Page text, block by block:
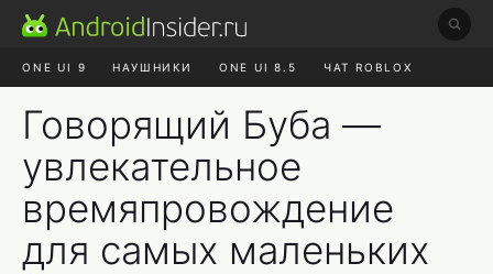
ONE UI 9 НАУШНИКИ ONE UI 8.5 ЧАТ ROBLOX
REALME СБРОС
Говорящий Буба —
увлекательное
времяпровождение
для самых маленьких